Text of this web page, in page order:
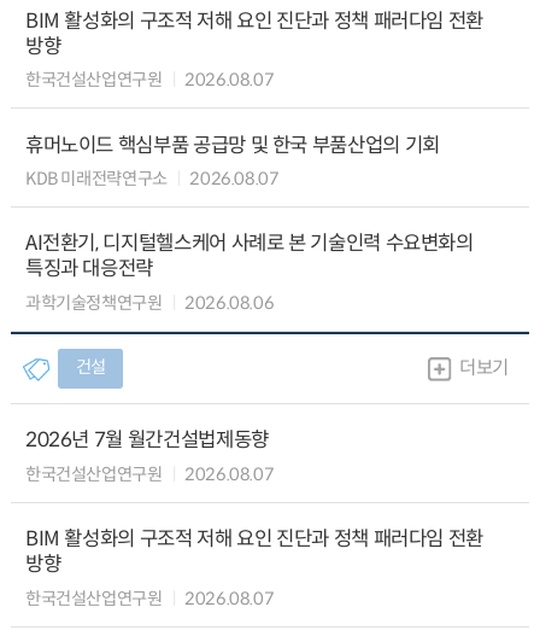
BIM 활성화의 구조적 저해 요인 진단과 정책 패러다임 전환
방향
한국건설산업연구원 2026.08.07
휴머노이드 핵심부품 공급망 및 한국 부품산업의 기회
KDB 미래전략연구소 2026.08.07
AI전환기, 디지털헬스케어 사례로 본 기술인력 수요변화의
특징과 대응전략
과학기술정책연구원 2026.08.06
건설 더보기
2026년 7월 월간건설법제동향
한국건설산업연구원 2026.08.07
BIM 활성화의 구조적 저해 요인 진단과 정책 패러다임 전환
방향
한국건설산업연구원 2026.08.07